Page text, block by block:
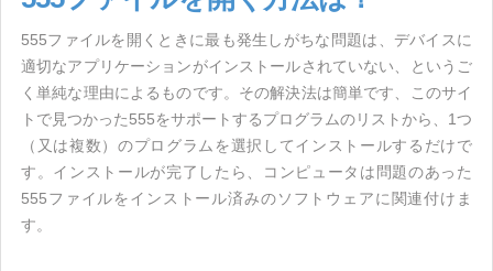
555ファイルを開くときに最も発生しがちな問題は、デバイスに
適切なアプリケーションがインストールされていない、というご
く単純な理由によるものです。その解決法は簡単です、このサイ
トで見つかった555をサポートするプログラムのリストから、1つ
（又は複数）のプログラムを選択してインストールするだけで
す。インストールが完了したら、コンピュータは問題のあった
555ファイルをインストール済みのソフトウェアに関連付けま
す。